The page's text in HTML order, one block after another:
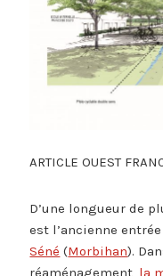
ARTICLE OUEST
D’une longueur de
est l’ancienne
Séné (Morbihan).